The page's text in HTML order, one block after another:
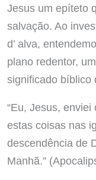
Jesus um epíteto
salvação. Ao
d’ alva,
plano redentor,
significado bíblico
“Eu, Jesus,
estas coisas nas
descendência de
Manhã.”